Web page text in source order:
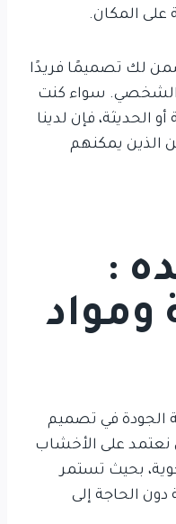
على المكان.
لك تصميمًا فريدًا
الشخصي. سواء كنت
الحديثة، فإن لدينا
الذين يمكنهم
:
ومواد
الجودة في تصميم
نعتمد على الأخشاب
بحيث تستمر
الحاجة إلى